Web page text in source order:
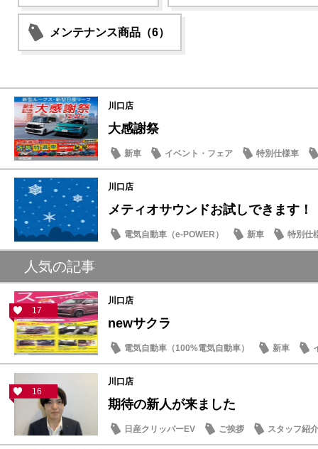
メンテナンス商品（6）
川口店
大感謝祭
新車 イベント・フェア 特別仕様車
川口店
メティオサウンドお試しできます！
電気自動車（e-POWER） 新車
特別仕
日産のお店
人気の記事
17
川口店
newサクラ
電気自動車（100%電気自動車） 新車
16
川口店
期待の新人が来ました
日産クリッパーEV ご挨拶 スタッフ紹介